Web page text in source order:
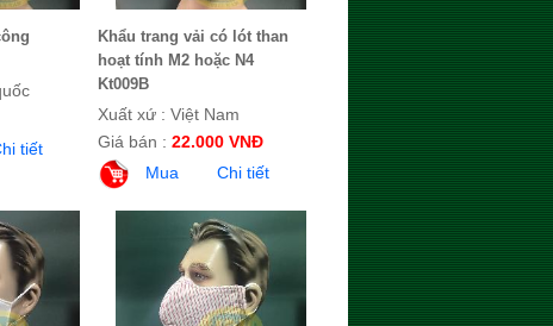
tiết
Khẩu trang vải có lót than
hoạt tính M2 hoặc N4
Kt009B
Xuất xứ : Việt Nam
Giá bán : 22.000 VNĐ
Mua
Chi tiết